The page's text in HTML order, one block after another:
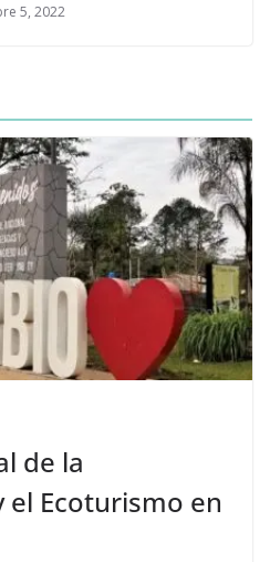
5, 2022
de la
el Ecoturismo en